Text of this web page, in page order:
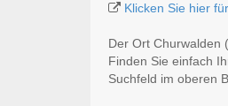
Klicken Sie hier
Der Ort Churwalden
Finden Sie einfach
Suchfeld im oberen